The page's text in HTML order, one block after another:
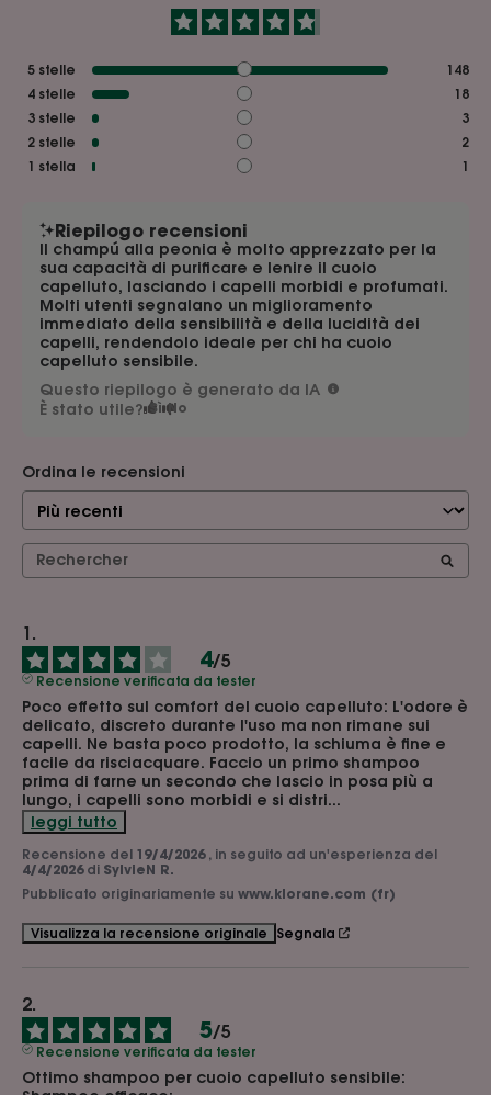
5 stelle
148
4 stelle
18
3 stelle
3
2 stelle
2
1 stella 1
Riepilogo recensioni
Il champú alla peonia è molto apprezzato per la
sua capacità di purificare e lenire il cuoio
capelluto, lasciando i capelli morbidi e profumati.
Molti utenti segnalano un miglioramento
immediato della sensibilità e della lucidità dei
capelli, rendendolo ideale per chi ha cuoio
capelluto sensibile.
Questo riepilogo è generato da IA
È stato utile? Sì No
Ordina le recensioni
4/5
Recensione verificata da tester
Poco effetto sul comfort del cuoio capelluto: L'odore è
delicato, discreto durante l'uso ma non rimane sui
capelli. Ne basta poco prodotto, la schiuma è fine e
facile da risciacquare. Faccio un primo shampoo
prima di farne un secondo che lascio in posa più a
lungo, i capelli sono morbidi e si distri...
leggi tutto
Recensione del 19/4/2026 , in seguito ad un'esperienza del
4/4/2026 di SylvieN R.
Pubblicato originariamente su www.klorane.com (fr)
Visualizza la recensione originale Segnala
5/5
Recensione verificata da tester
Ottimo shampoo per cuoio capelluto sensibile: